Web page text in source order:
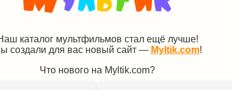
каталог мультфильмов стал ещё лучше!
создали для вас новый сайт — Myltik.com!
Что нового на Myltik.com?